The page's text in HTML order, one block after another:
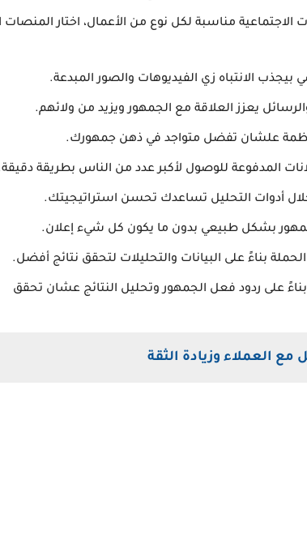
مناسبة لكل نوع من الأعمال، اختار المنصات
الانتباه زي الفيديوهات والصور المبدعة.
يعزز العلاقة مع الجمهور ويزيد من ولائهم.
علشان تفضل متواجد في ذهن جمهورك.
المدفوعة للوصول لأكبر عدد من الناس بطريقة
خلال أدوات التحليل تساعدك تحسن استراتيجيتك.
بشكل طبيعي بدون ما يكون كل شيء إعلان.
بناءً على البيانات والتحليلات لتحقق نتائج أفضل.
على ردود فعل الجمهور وتحليل النتائج عشان تحقق
مع العملاء وزيادة الثقة